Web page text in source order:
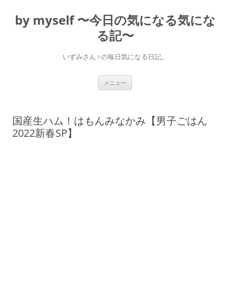
テ
ン
by myself 〜今日の気になる気にな
る記〜
いずみさん♀の毎日気になる日記。
メニュー
国産生ハム！はもんみなかみ【男子ごはん
2022新春SP】